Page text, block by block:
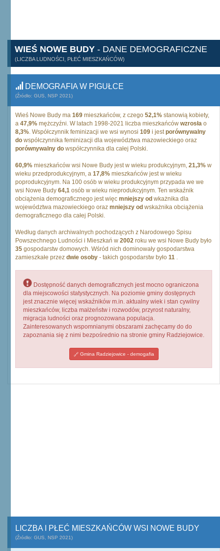
WIEŚ NOWE BUDY - DANE DEMOGRAFICZNE
(LICZBA LUDNOŚCI, PŁEĆ MIESZKAŃCÓW)
DEMOGRAFIA W PIGUŁCE
(Źródło: GUS, NSP 2021)
Wieś Nowe Budy ma 169 mieszkańców, z czego 52,1% stanowią kobiety,
a 47,9% mężczyźni. W latach 1998-2021 liczba mieszkańców wzrosła o
8,3%. Współczynnik feminizacji we wsi wynosi 109 i jestporównywalny
do współczynnika feminizacji dla województwa mazowieckiego oraz
porównywalny do współczynnika dla całej Polski.
60,9% mieszkańców wsi Nowe Budy jest w wieku produkcyjnym, 21,3% w
wieku przedprodukcyjnym, a 17,8% mieszkańców jest w wieku
poprodukcyjnym. Na 100 osób w wieku produkcyjnym przypada we we
wsi Nowe Budy 64,1 osób w wieku nieprodukcyjnym. Ten wskaźnik
obciążenia demograficznego jest więc mniejszy od wkażnika dla
województwa mazowieckiego oraz mniejszy od wskażnika obciążenia
demograficznego dla całej Polski.
Według danych archiwalnych pochodzących z Narodowego Spisu
Powszechnego Ludności i Mieszkań w 2002 roku we wsi Nowe Budy było
35 gospodarstw domowych. Wśród nich dominowały gospodarstwa
zamieszkałe przez dwie osoby - takich gospodarstw było 11 .
Dostępność danych demograficznych jest mocno ograniczona
dla miejscowości statystycznych. Na poziomie gminy dostępnych
jest znacznie więcej wskaźników m.in. aktualny wiek i stan cywilny
mieszkańców, liczba małżeństw i rozwodów, przyrost naturalny,
migracja ludności oraz prognozowana populacja.
Zainteresowanych wspomnianymi obszarami zachęcamy do do
zapoznania się z nimi bezpośrednio na stronie gminy Radziejowice.
Gmina Radziejowice - demogafia
LICZBA I PŁEĆ MIESZKAŃCÓW WSI NOWE BUDY
(Źródło: GUS, NSP 2021)